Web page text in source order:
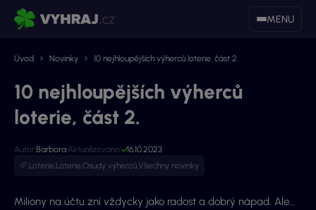
MENU
Úvod Novinky 10 nejhloupějších výherců loterie, část 2.
10 nejhloupějších výherců
loterie, část 2.
Autor: Barbora Aktualizováno:
16.10.2023
Loterie,Loterie,Osudy výherců,Všechny novinky
Miliony na účtu zní vždycky jako radost a dobrý nápad. Ale…